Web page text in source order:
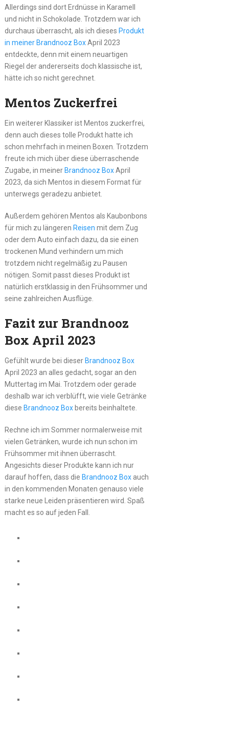
Allerdings sind dort Erdnüsse in Karamell
und nicht in Schokolade. Trotzdem war ich
durchaus überrascht, als ich dieses Produkt
in meiner Brandnooz BoxApril 2023
entdeckte, denn mit einem neuartigen
Riegel der andererseits doch klassische ist,
hätte ich so nicht gerechnet.
Mentos Zuckerfrei
Ein weiterer Klassiker ist Mentos zuckerfrei,
denn auch dieses tolle Produkt hatte ich
schon mehrfach in meinen Boxen. Trotzdem
freute ich mich über diese überraschende
Zugabe, in meinerBrandnooz BoxApril
2023, da sich Mentos in diesem Format für
unterwegs geradezu anbietet.
Außerdem gehören Mentos als Kaubonbons
für mich zu längeren Reisen mit dem Zug
oder dem Auto einfach dazu, da sie einen
trockenen Mund verhindern um mich
trotzdem nicht regelmäßig zu Pausen
nötigen. Somit passt dieses Produkt ist
natürlich erstklassig in den Frühsommer und
seine zahlreichen Ausflüge.
Fazit zur Brandnooz
Box April 2023
Gefühlt wurde bei dieserBrandnooz Box
April 2023 an alles gedacht, sogar an den
Muttertag im Mai. Trotzdem oder gerade
deshalb war ich verblüfft, wie viele Getränke
diese Brandnooz Boxbereits beinhaltete.
Rechne ich im Sommer normalerweise mit
vielen Getränken, wurde ich nun schon im
Frühsommer mit ihnen überrascht.
Angesichts dieser Produkte kann ich nur
darauf hoffen, dass die Brandnooz Boxauch
in den kommenden Monaten genauso viele
starke neue Leiden präsentieren wird. Spaß
macht es so auf jeden Fall.